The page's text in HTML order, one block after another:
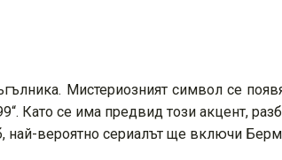
Мистериозният символ се
Като се има предвид този акцент,
най-вероятно сериалът ще включи